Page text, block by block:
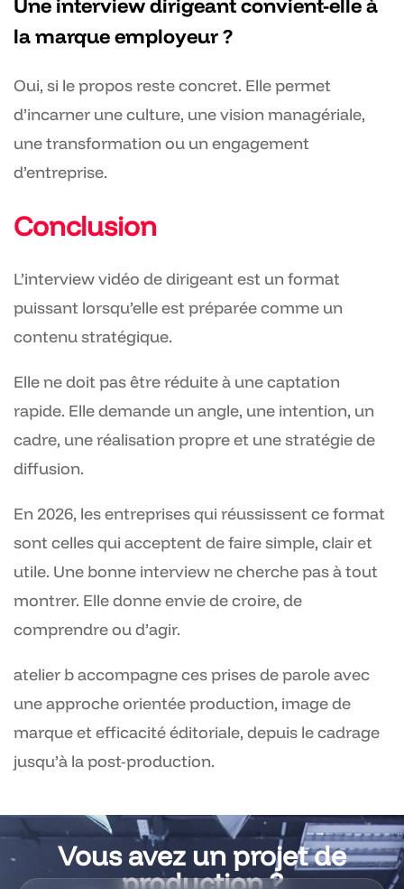
Une interview dirigeant convient-elle à
la marque employeur ?
Oui, si le propos reste concret. Elle permet
d’incarner une culture, une vision managériale,
une transformation ou un engagement
d’entreprise.
Conclusion
L’interview vidéo de dirigeant est un format
puissant lorsqu’elle est préparée comme un
contenu stratégique.
Elle ne doit pas être réduite à une captation
rapide. Elle demande un angle, une intention, un
cadre, une réalisation propre et une stratégie de
diffusion.
En 2026, les entreprises qui réussissent ce format
sont celles qui acceptent de faire simple, clair et
utile. Une bonne interview ne cherche pas à tout
montrer. Elle donne envie de croire, de
comprendre ou d’agir.
atelier b accompagne ces prises de parole avec
une approche orientée production, image de
marque et efficacité éditoriale, depuis le cadrage
jusqu’à la post-production.
Vous avez un projet de